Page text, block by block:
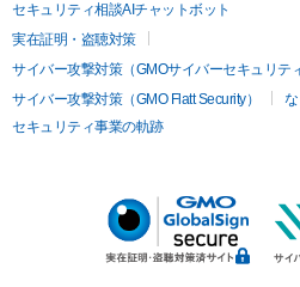
セキュリティ相談AIチャットボット
実在証明・盗聴対策
サイバー攻撃対策（GMOサイバーセキュリテ
サイバー攻撃対策（GMO Flatt Security）
セキュリティ事業の軌跡